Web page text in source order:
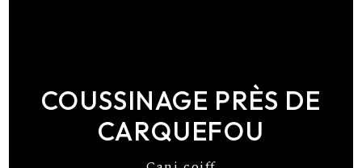
COUSSINAGE PRÈS DE
CARQUEFOU